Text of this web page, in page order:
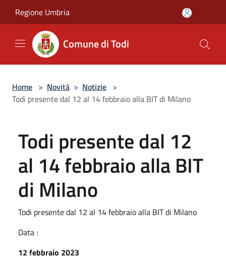
Regione Umbria
Comune di Todi
Home > Novità > Notizie >
Todi presente dal 12 al 14 febbraio alla BIT di Milano
Todi presente dal 12
al 14 febbraio alla BIT
di Milano
Todi presente dal 12 al 14 febbraio alla BIT di Milano
Data :
12 febbraio 2023